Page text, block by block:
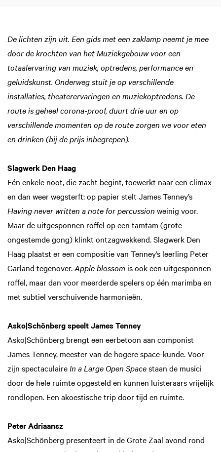
De lichten zijn uit. Een gids met een zaklamp neemt je mee
door de krochten van het Muziekgebouw voor een
totaalervaring van muziek, optredens, performance en
geluidskunst. Onderweg stuit je op verschillende
installaties, theaterervaringen en muziekoptredens. De
route is geheel corona-proof, duurt drie uur en op
verschillende momenten op de route zorgen we voor eten
en drinken (bij de prijs inbegrepen).
Slagwerk Den Haag
Eén enkele noot, die zacht begint, toewerkt naar een climax
en dan weer wegsterft: op papier stelt James Tenney’s
Having never written a note for percussion weinig voor.
Maar de uitgesponnen roffel op een tamtam (grote
ongestemde gong) klinkt ontzagwekkend. Slagwerk Den
Haag plaatst er een compositie van Tenney’s leerling Peter
Garland tegenover.Apple blossom is ook een uitgesponnen
roffel, maar dan voor meerderde spelers op één marimba en
met subtiel verschuivende harmonieën.
Asko|Schönberg speelt James Tenney
Asko|Schönberg brengt een eerbetoon aan componist
James Tenney, meester van de hogere space-kunde. Voor
zijn spectaculaire In a Large Open Spacestaan de musici
door de hele ruimte opgesteld en kunnen luisteraars vrijelijk
rondlopen. Een akoestische trip door tijd en ruimte.
Peter Adriaansz
Asko|Schönberg presenteert in de Grote Zaal avond rond